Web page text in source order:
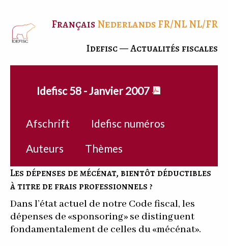
FrançaisNederlandsFR/NLNL/FR
Idefisc — Actualités fiscales
Idefisc 58 - Janvier 2007
Afschrift
Idefisc numéros
Auteurs
Thèmes
Les dépenses de mécénat, bientôt déductibles
à titre de frais professionnels ?
Dans l’état actuel de notre Code fiscal, les
dépenses de «sponsoring» se distinguent
fondamentalement de celles du «mécénat».